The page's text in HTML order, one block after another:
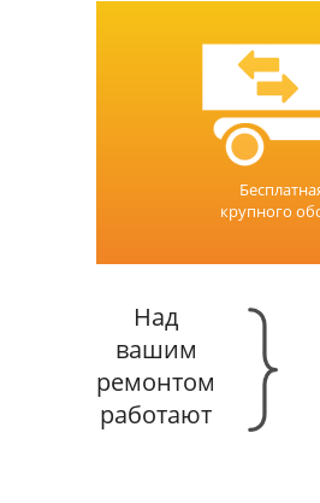
крупного
Над
вашим
ремонтом
работают